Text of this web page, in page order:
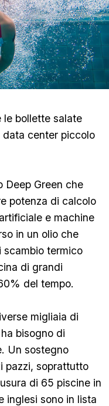
le bollette salate
data center piccolo
Deep Green che
potenza di calcolo
e machine
in un olio che
scambio termico
di grandi
del tempo.
migliaia di
bisogno di
Un sostegno
pazzi, soprattutto
di 65 piscine in
inglesi sono in lista